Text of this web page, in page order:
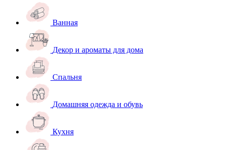
Ванная
Декор и ароматы для дома
Спальня
Домашняя одежда и обувь
Кухня